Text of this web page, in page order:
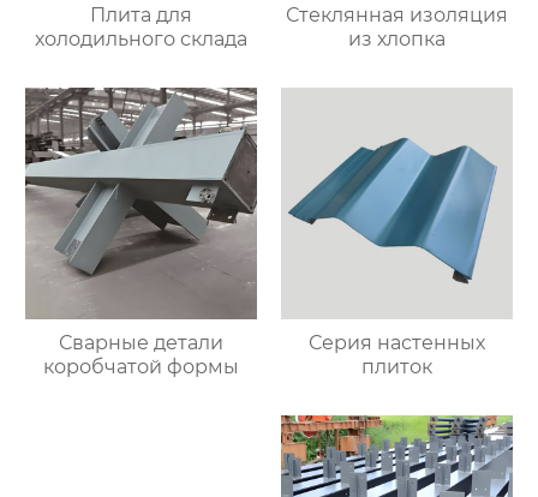
Плита для
холодильного склада
Стеклянная изоляция
из хлопка
Сварные детали
коробчатой формы
Серия настенных
плиток